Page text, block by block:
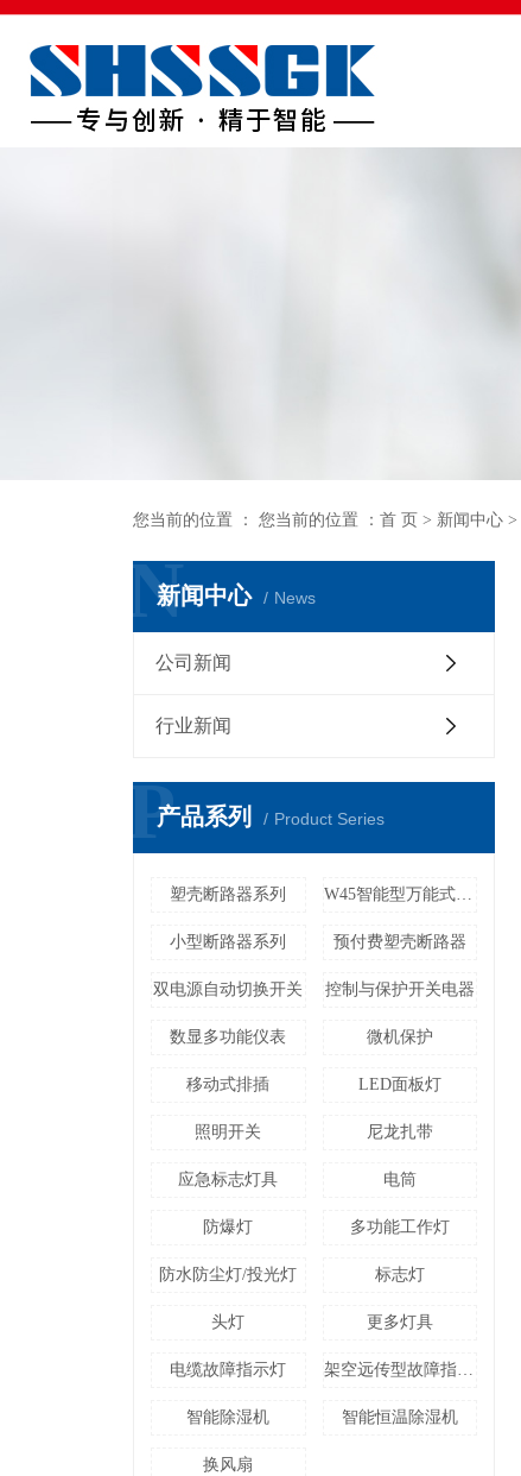
您当前的位置 ： 您当前的位置 ： 首 页 > 新闻中心 >
新闻中心 News
N
公司新闻
行业新闻
产品系列 Product Series
P
塑壳断路器系列 W45智能型万能式断路器
小型断路器系列 预付费塑壳断路器
双电源自动切换开关 控制与保护开关电器
数显多功能仪表 微机保护
移动式排插 LED面板灯
照明开关 尼龙扎带
应急标志灯具 电筒
防爆灯 多功能工作灯
防水防尘灯/投光灯 标志灯
头灯 更多灯具
电缆故障指示灯 架空远传型故障指示灯
智能除湿机 智能恒温除湿机
换风扇